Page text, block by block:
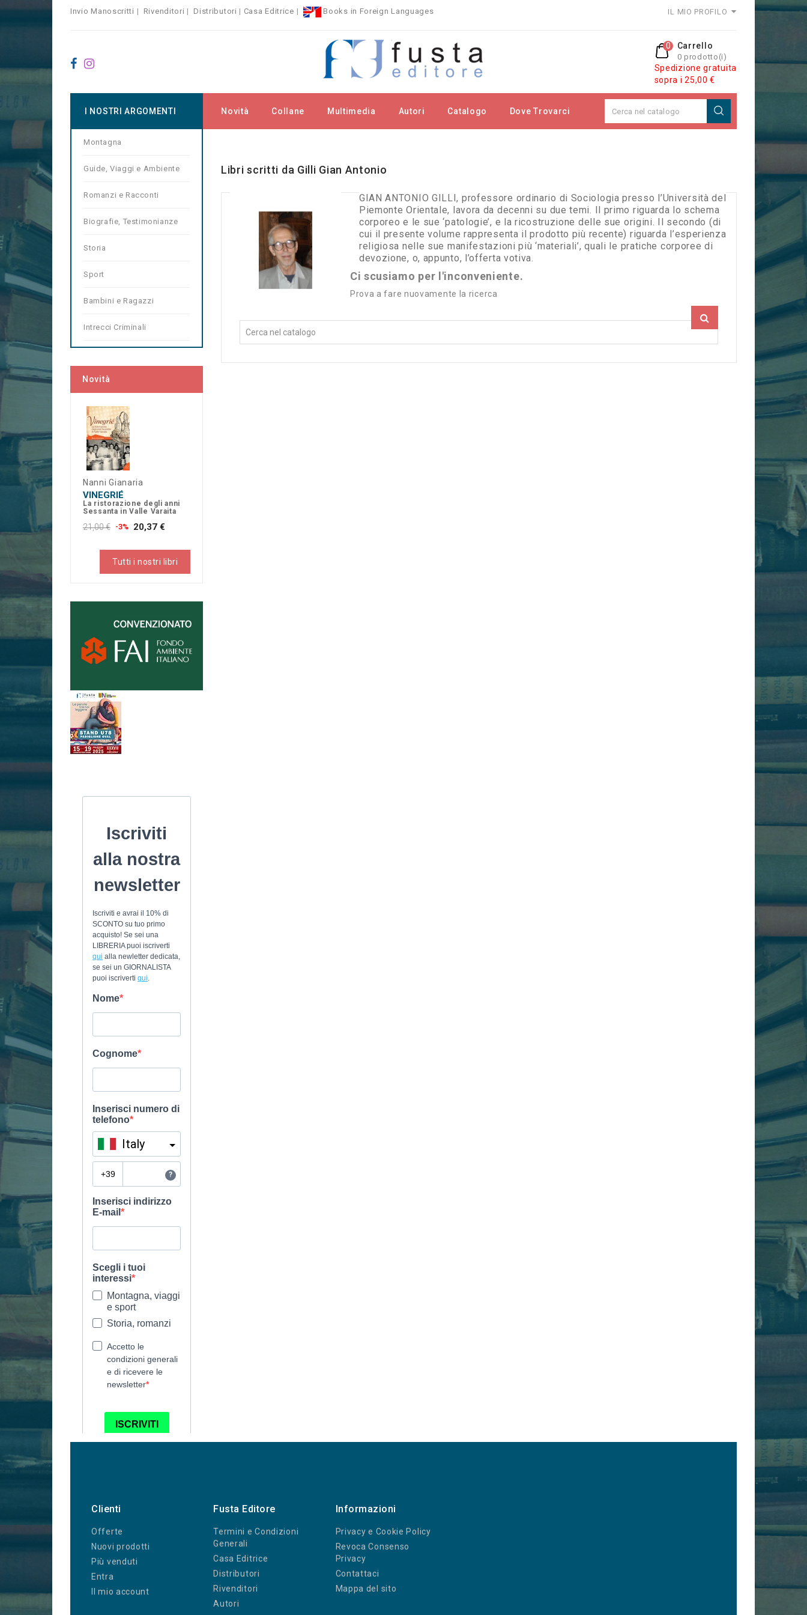
Invio Manoscritti | Rivenditori | Distributori | Casa Editrice | Books in Foreign Languages IL MIO PROFILO
Carrello
0 prodotto(i)
0
Spedizione gratuita
sopra i 25,00 €
Novità Collane Multimedia Autori Catalogo Dove Trovarci
I NOSTRI ARGOMENTI
Montagna
Guide, Viaggi e Ambiente
Romanzi e Racconti
Biografie, Testimonianze
Storia
Sport
Bambini e Ragazzi
Intrecci Criminali
Novità
Nanni Gianaria
VINEGRIÉ
La ristorazione degli anni
Sessanta in Valle Varaita
21,00 € -3% 20,37 €
Tutti i nostri libri
Libri scritti da Gilli Gian Antonio
GIAN ANTONIO GILLI, professore ordinario di Sociologia presso l’Università del
Piemonte Orientale, lavora da decenni su due temi. Il primo riguarda lo schema
corporeo e le sue ‘patologie’, e la ricostruzione delle sue origini. Il secondo (di
cui il presente volume rappresenta il prodotto più recente) riguarda l’esperienza
religiosa nelle sue manifestazioni più ‘materiali’, quali le pratiche corporee di
devozione, o, appunto, l’offerta votiva.
Ci scusiamo per l'inconveniente.
Prova a fare nuovamente la ricerca
Clienti
Offerte
Nuovi prodotti
Più venduti
Entra
Il mio account
Fusta Editore
Termini e Condizioni
Generali
Casa Editrice
Distributori
Rivenditori
Autori
Informazioni
Privacy e Cookie Policy
Revoca Consenso
Privacy
Contattaci
Mappa del sito